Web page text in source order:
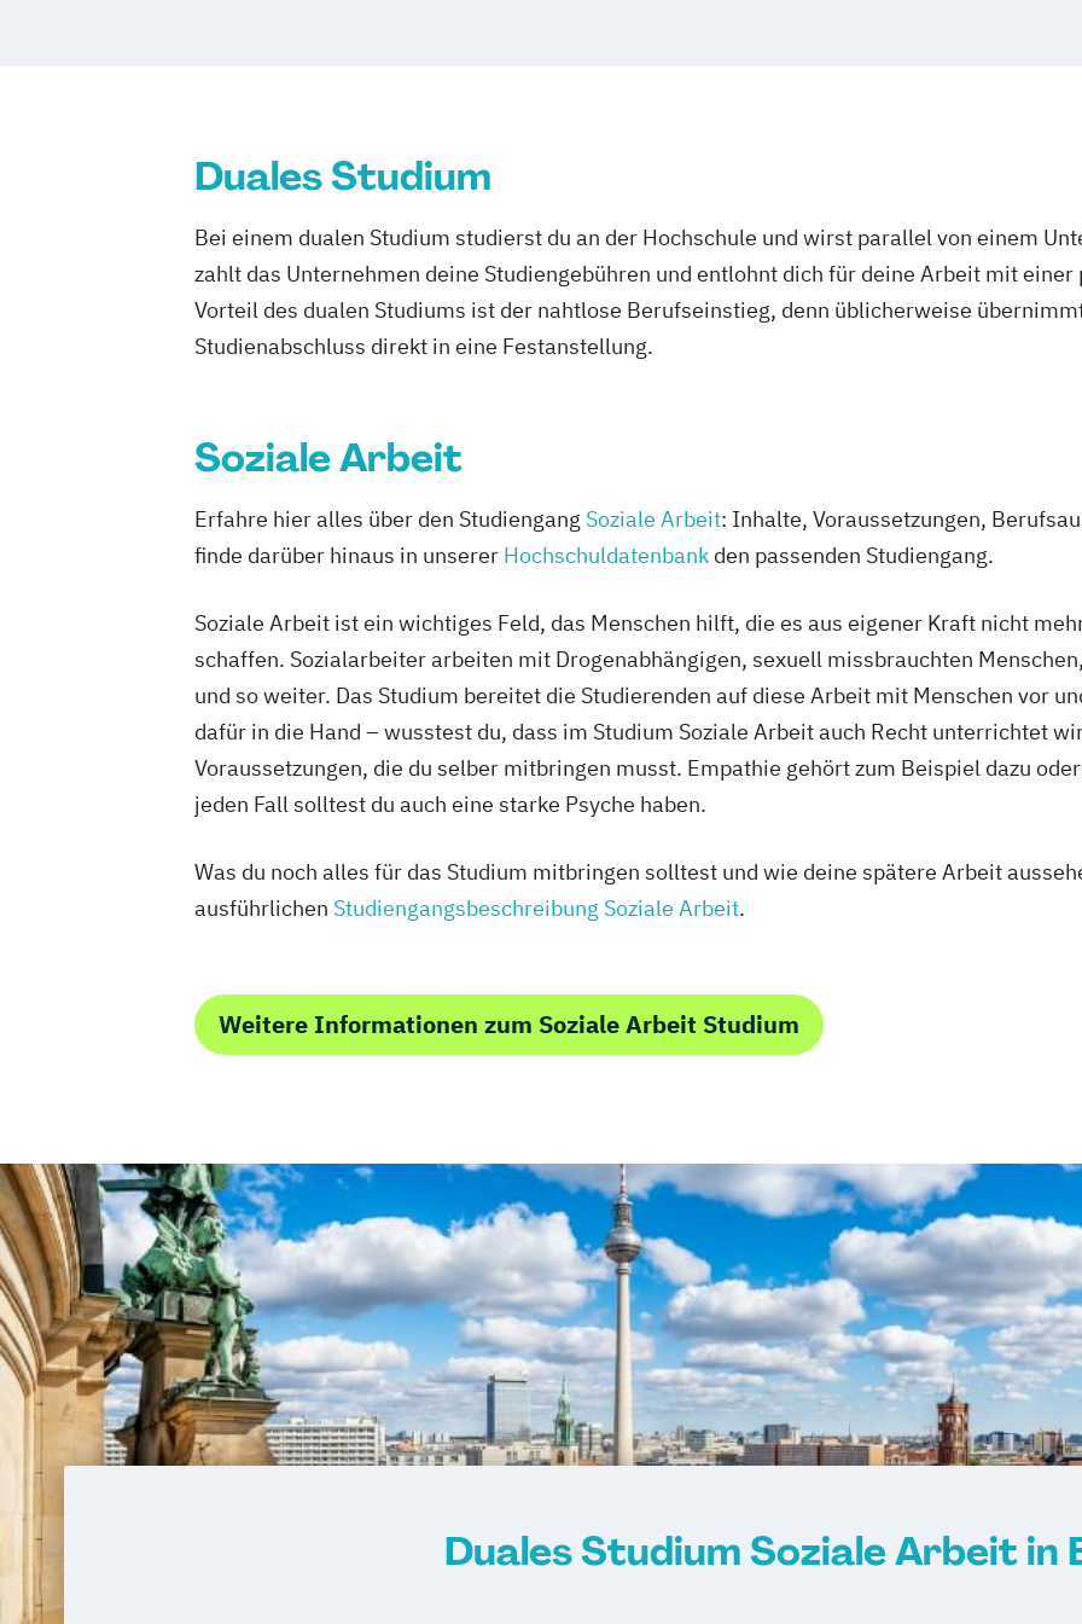
Medical Fitness & Athletic Management
Medizinalfachberufe
Pharmamanagement und Pharmaproduktion
Physician Assistant Physiotherapie Psychologie
Psychologie mit Schwerpunkt Klinische Psychologie und
Soziale Arbeit Soziale Arbeit Duales Studium
Duales Studium
Bei einem dualen Studium studierst du an der Hochschule und wirst parallel von einem
zahlt das Unternehmen deine Studiengebühren und entlohnt dich für deine Arbeit mit
Vorteil des dualen Studiums ist der nahtlose Berufseinstieg, denn üblicherweise
Studienabschluss direkt in eine Festanstellung.
Soziale Arbeit
Erfahre hier alles über den Studiengang Soziale Arbeit: Inhalte, Voraussetzungen,
finde darüber hinaus in unserer Hochschuldatenbank den passenden Studiengang.
Soziale Arbeit ist ein wichtiges Feld, das Menschen hilft, die es aus eigener Kraft nicht
schaffen. Sozialarbeiter arbeiten mit Drogenabhängigen, sexuell missbrauchten
und so weiter. Das Studium bereitet die Studierenden auf diese Arbeit mit Menschen vor
dafür in die Hand – wusstest du, dass im Studium Soziale Arbeit auch Recht unterrichtet
Voraussetzungen, die du selber mitbringen musst. Empathie gehört zum Beispiel dazu
jeden Fall solltest du auch eine starke Psyche haben.
Was du noch alles für das Studium mitbringen solltest und wie deine spätere Arbeit
ausführlichen Studiengangsbeschreibung Soziale Arbeit.
Weitere Informationen zum Soziale Arbeit Studium
Duales Studium Soziale Arbeit in